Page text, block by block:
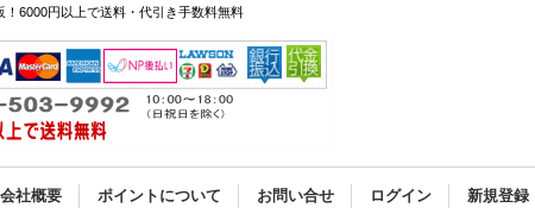
6000円以上で送料・代引き手数料無料
会社概要 ポイントについて お問い合せ ログイン 新規登録